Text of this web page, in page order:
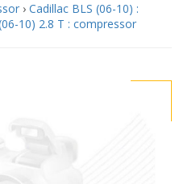
› Cadillac BLS (06-10) :
10) 2.8 T : compressor